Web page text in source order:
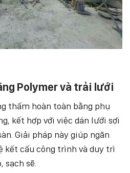
Polymer và trải lưới
thấm hoàn toàn bằng phụ
kết hợp với việc dán lưới sợi
Giải pháp này giúp ngăn
kết cấu công trình và duy trì
sạch sẽ.